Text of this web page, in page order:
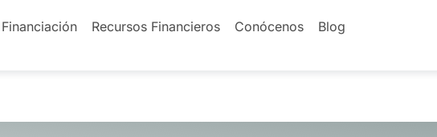
Recursos Financieros Conócenos Blog